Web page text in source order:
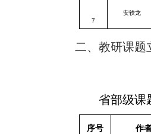
7
安轶龙
二、教研课题
省部级课
序号 作